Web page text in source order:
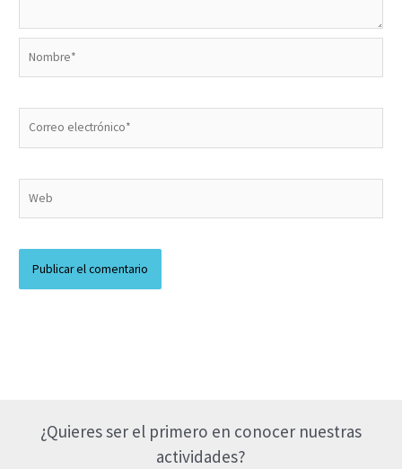
electrónico*
¿Quieres ser el primero en conocer nuestras
actividades?